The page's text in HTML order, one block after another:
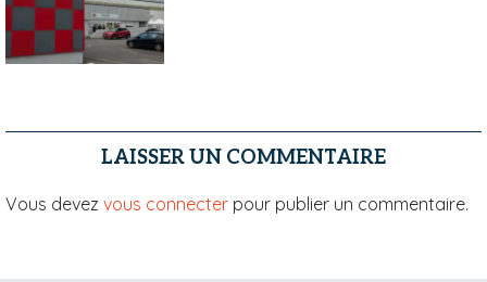
LAISSER UN COMMENTAIRE
Vous devez vous connecter pour publier un commentaire.